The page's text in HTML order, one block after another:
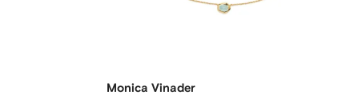
Monica Vinader